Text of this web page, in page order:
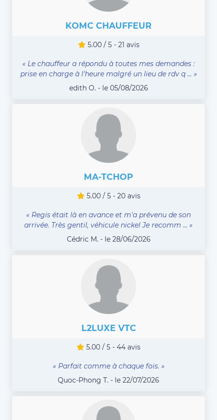
KOMC CHAUFFEUR
5.00 / 5 - 21 avis
« Le chauffeur a répondu à toutes mes demandes :
prise en charge à l'heure malgré un lieu de rdv q ... »
edith O. - le 05/08/2026
MA-TCHOP
5.00 / 5 - 20 avis
« Regis était là en avance et m'a prévenu de son
arrivée. Très gentil, véhicule nickel Je recomm ... »
Cédric M. - le 28/06/2026
L2LUXE VTC
5.00 / 5 - 44 avis
« Parfait comme à chaque fois. »
Quoc-Phong T. - le 22/07/2026